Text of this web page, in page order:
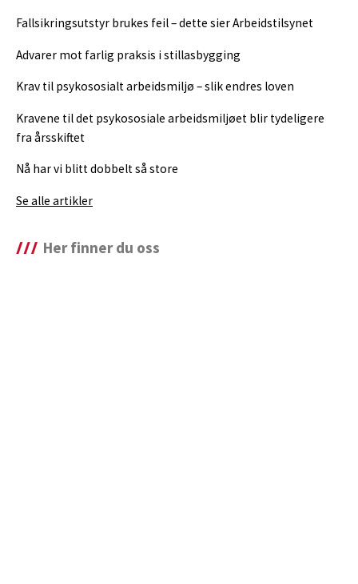
Fallsikringsutstyr brukes feil – dette sier Arbeidstilsynet
Advarer mot farlig praksis i stillasbygging
Krav til psykososialt arbeidsmiljø – slik endres loven
Kravene til det psykososiale arbeidsmiljøet blir tydeligere
fra årsskiftet
Nå har vi blitt dobbelt så store
Se alle artikler
Her finner du oss